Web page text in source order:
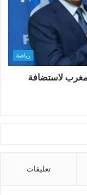
رياضة
لاستضافة
تعليقات